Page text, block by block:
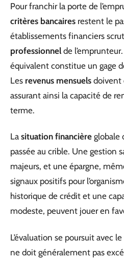
Pour franchir la porte de
critères bancaires restent le
établissements financiers
professionnel de
équivalent constitue un gage
Les revenus mensuels doivent
assurant ainsi la capacité de
terme.
La situation financière globale
passée au crible. Une gestion
majeurs, et une épargne,
signaux positifs pour
historique de crédit et une
modeste, peuvent jouer en
L’évaluation se poursuit avec le
ne doit généralement pas